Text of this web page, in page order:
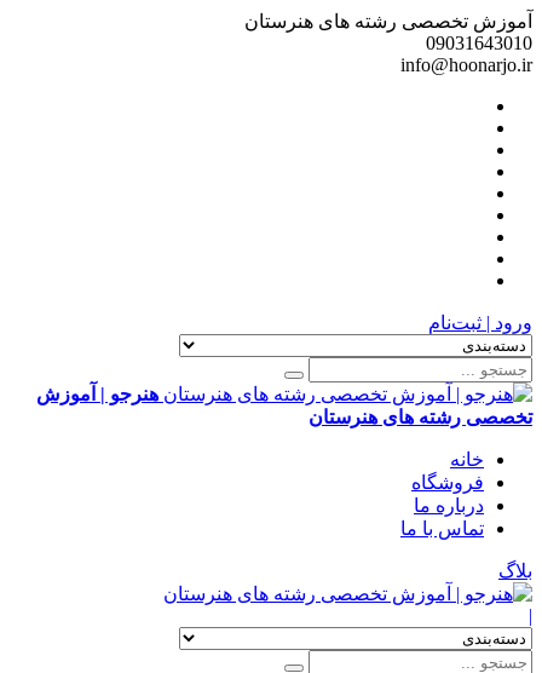
آموزش تخصصی رشته های هنرستان
09031643010
info@hoonarjo.ir
ورود | ثبت‌نام
هنرجو | آموزش
تخصصی رشته های هنرستان
خانه
فروشگاه
درباره ما
تماس با ما
بلاگ
|